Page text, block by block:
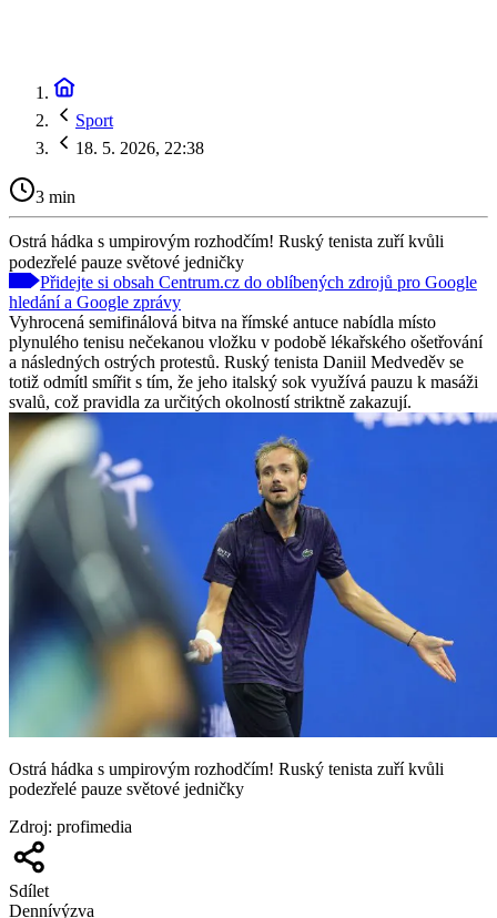
Sport
18. 5. 2026, 22:38
3 min
Ostrá hádka s umpirovým rozhodčím! Ruský tenista zuří kvůli
podezřelé pauze světové jedničky
Přidejte si obsah Centrum.cz do oblíbených zdrojů pro Google
hledání a Google zprávy
Vyhrocená semifinálová bitva na římské antuce nabídla místo
plynulého tenisu nečekanou vložku v podobě lékařského ošetřování
a následných ostrých protestů. Ruský tenista Daniil Medveděv se
totiž odmítl smířit s tím, že jeho italský sok využívá pauzu k masáži
svalů, což pravidla za určitých okolností striktně zakazují.
Ostrá hádka s umpirovým rozhodčím! Ruský tenista zuří kvůli
podezřelé pauze světové jedničky
Zdroj: profimedia
Sdílet
Dennívýzva